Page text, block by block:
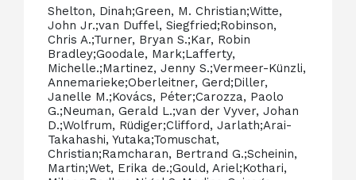
Shelton, Dinah;Green, M. Christian;Witte,
John Jr.;van Duffel, Siegfried;Robinson,
Chris A.;Turner, Bryan S.;Kar, Robin
Bradley;Goodale, Mark;Lafferty,
Michelle.;Martinez, Jenny S.;Vermeer-Künzli,
Annemarieke;Oberleitner, Gerd;Diller,
Janelle M.;Kovács, Péter;Carozza, Paolo
G.;Neuman, Gerald L.;van der Vyver, Johan
D.;Wolfrum, Rüdiger;Clifford, Jarlath;Arai-
Takahashi, Yutaka;Tomuschat,
Christian;Ramcharan, Bertrand G.;Scheinin,
Martin;Wet, Erika de.;Gould, Ariel;Kothari,